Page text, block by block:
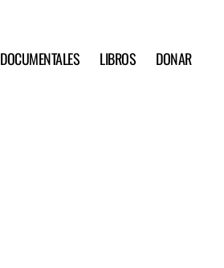
DOCUMENTALES LIBROS DONAR